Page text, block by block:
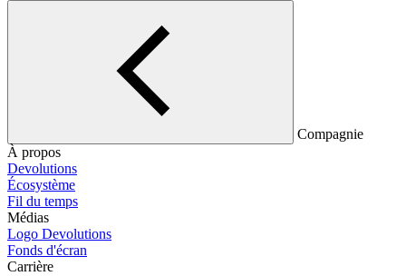
Compagnie
À propos
Devolutions
Écosystème
Fil du temps
Médias
Logo Devolutions
Fonds d'écran
Carrière